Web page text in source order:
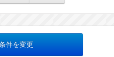
件を変更